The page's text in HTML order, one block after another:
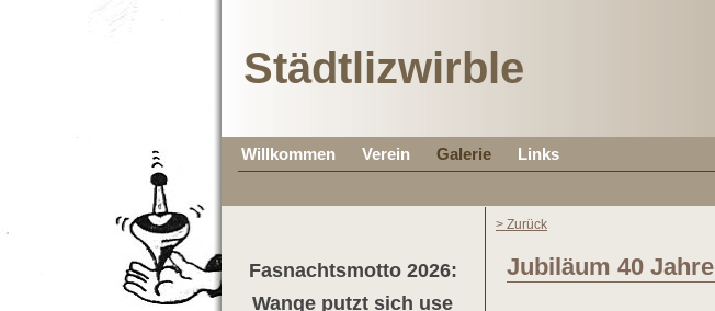
Städtlizwirble
Willkommen Verein Galerie Links
Fasnachtsmotto 2026:
Wange putzt sich use
> Zurück
Jubiläum 40 Jahre